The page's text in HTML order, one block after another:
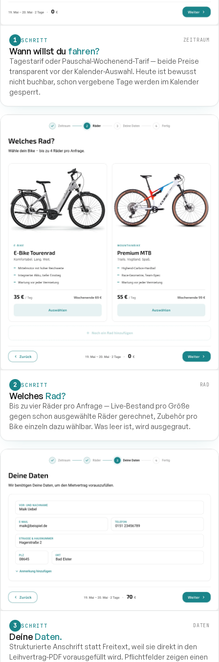
SCHRITT ZEITRAUM
Wann willst du fahren?
Tagestarif oder Pauschal-Wochenend-Tarif — beide Preise
transparent vor der Kalender-Auswahl. Heute ist bewusst
nicht buchbar, schon vergebene Tage werden im Kalender
gesperrt.
SCHRITT RAD
Welches Rad?
Bis zu vier Räder pro Anfrage — Live-Bestand pro Größe
gegen schon ausgewählte Räder gerechnet, Zubehör pro
Bike einzeln dazu wählbar. Was leer ist, wird ausgegraut.
SCHRITT DATEN
Deine Daten.
Strukturierte Anschrift statt Freitext, weil sie direkt in den
Leihvertrag-PDF vorausgefüllt wird. Pflichtfelder zeigen einen